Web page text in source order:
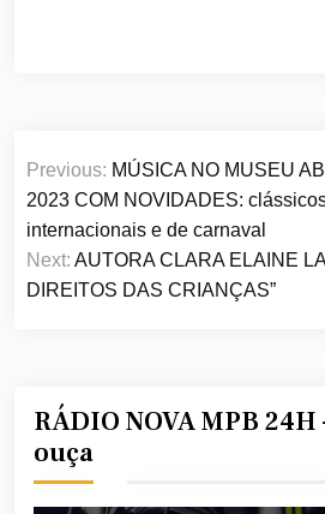
Navegação
de
Post
Previous: MÚSICA NO MUSEU
2023 COM NOVIDADES:
internacionais e de carnaval
Next: AUTORA CLARA ELAINE
DIREITOS DAS CRIANÇAS”
RÁDIO NOVA MPB 24H
ouça